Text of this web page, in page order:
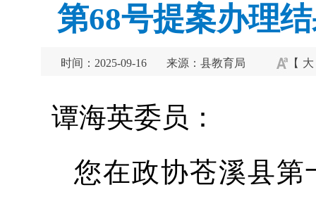
第68号提案办理
时间：2025-09-16 来源：县教育局 【 大
谭海英委员：
您在政协苍溪县